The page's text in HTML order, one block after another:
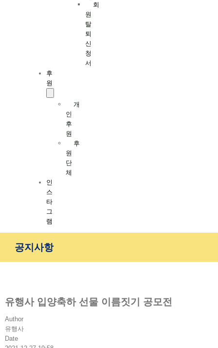
회
원
탈
퇴
신
청
서
후
원
개
인
후
원
후
원
단
체
인
스
타
그
램
공지사항
유행사 입양축하 선물 이름짓기 공모전
Author
유행사
Date